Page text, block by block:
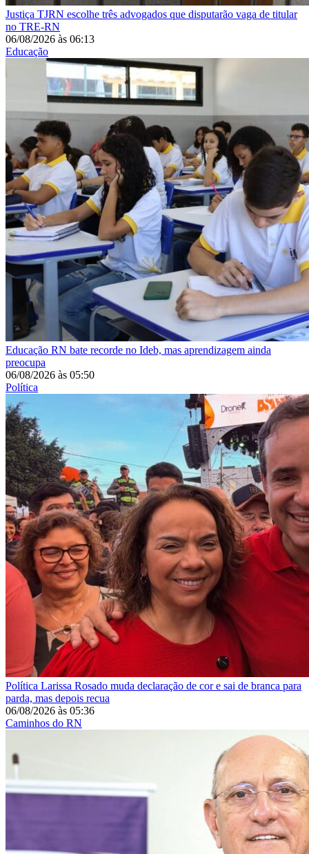
Justiça TJRN escolhe três advogados que disputarão vaga de titular
no TRE-RN
06/08/2026 às 06:13
Educação
Educação RN bate recorde no Ideb, mas aprendizagem ainda
preocupa
06/08/2026 às 05:50
Política
Política Larissa Rosado muda declaração de cor e sai de branca para
parda, mas depois recua
06/08/2026 às 05:36
Caminhos do RN